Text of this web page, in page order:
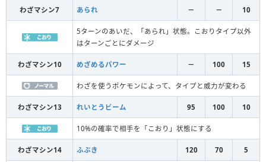
わざマシン7 あられ － － 10
5ターンのあいだ、「あられ」状態。こおりタイプ以外
はターンごとにダメージ
わざマシン10 めざめるパワー － 100 15
わざを使うポケモンによって、タイプと威力が変わる
わざマシン13 れいとうビーム 95 100 10
10%の確率で相手を「こおり」状態にする
わざマシン14 ふぶき 120 70 5